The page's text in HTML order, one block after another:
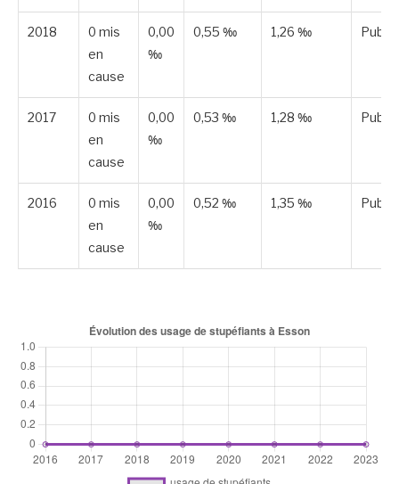
2018
0 mis
en
cause
0,00
‰
0,55 ‰ 1,26 ‰
2017
0 mis
en
cause
0,00
‰
0,53 ‰ 1,28 ‰
2016
0 mis
en
cause
0,00
‰
0,52 ‰ 1,35 ‰